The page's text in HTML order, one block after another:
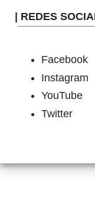
| REDES
Facebook
Instagram
YouTube
Twitter